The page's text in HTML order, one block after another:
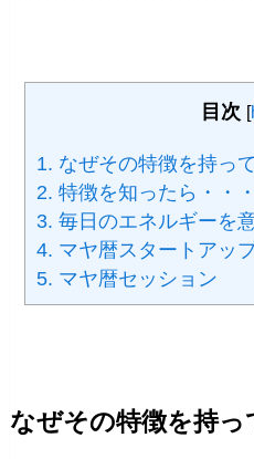
目次 [
1. なぜその特徴を持っ
2. 特徴を知ったら・・・
3. 毎日のエネルギーを
4. マヤ暦スタートアッ
5. マヤ暦セッション
なぜその特徴を持っ